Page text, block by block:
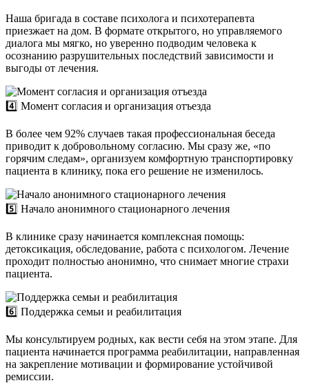
Наша бригада в составе психолога и психотерапевта
приезжает на дом. В формате открытого, но управляемого
диалога мы мягко, но уверенно подводим человека к
осознанию разрушительных последствий зависимости и
выгоды от лечения.
4️⃣ Момент согласия и организация отъезда
В более чем 92% случаев такая профессиональная беседа
приводит к добровольному согласию. Мы сразу же, «по
горячим следам», организуем комфортную транспортировку
пациента в клинику, пока его решение не изменилось.
5️⃣ Начало анонимного стационарного лечения
В клинике сразу начинается комплексная помощь:
детоксикация, обследование, работа с психологом. Лечение
проходит полностью анонимно, что снимает многие страхи
пациента.
6️⃣ Поддержка семьи и реабилитация
Мы консультируем родных, как вести себя на этом этапе. Для
пациента начинается программа реабилитации, направленная
на закрепление мотивации и формирование устойчивой
ремиссии.